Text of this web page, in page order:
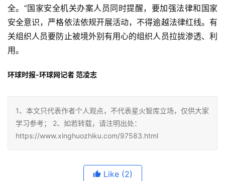
全。”国家安全机关办案人员同时提醒，要加强法律和国家
安全意识，严格依法依规开展活动，不得逾越法律红线。有
关组织人员要防止被境外别有用心的组织人员拉拢渗透、利
用。
环球时报-环球网记者 范凌志
1、本文只代表作者个人观点，不代表星火智库立场，仅供大家
学习参考； 2、如若转载，请注明出处：
https://www.xinghuozhiku.com/97583.html
Like (2)